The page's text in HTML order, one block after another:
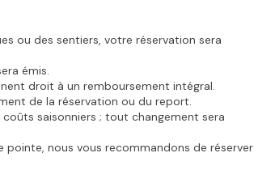
ou des sentiers, votre réservation sera
émis.
droit à un remboursement intégral.
de la réservation ou du report.
saisonniers ; tout changement sera
pointe, nous vous recommandons de réserver